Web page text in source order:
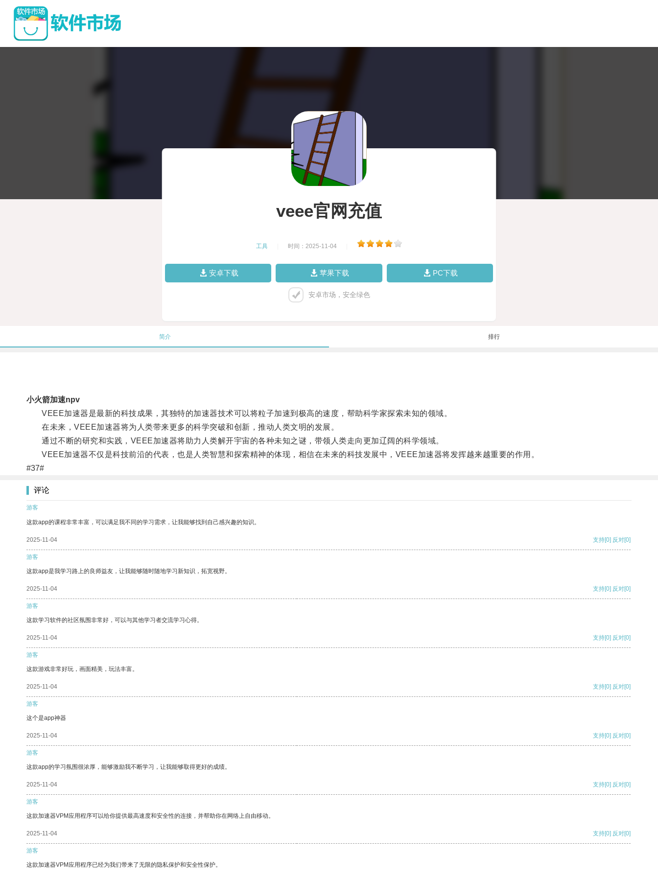
veee官网充值
工具 时间：2025-11-04
安卓下载 苹果下载 PC下载
安卓市场，安全绿色
简介 排行
小火箭加速npv
VEEE加速器是最新的科技成果，其独特的加速器技术可以将粒子加速到极高的速度，帮助科学家探索未知的领域。
在未来，VEEE加速器将为人类带来更多的科学突破和创新，推动人类文明的发展。
通过不断的研究和实践，VEEE加速器将助力人类解开宇宙的各种未知之谜，带领人类走向更加辽阔的科学领域。
VEEE加速器不仅是科技前沿的代表，也是人类智慧和探索精神的体现，相信在未来的科技发展中，VEEE加速器将发挥越来越重要的作用。
#37#
评论
游客
这款app的课程非常丰富，可以满足我不同的学习需求，让我能够找到自己感兴趣的知识。
2025-11-04 支持[0] 反对[0]
游客
这款app是我学习路上的良师益友，让我能够随时随地学习新知识，拓宽视野。
2025-11-04 支持[0] 反对[0]
游客
这款学习软件的社区氛围非常好，可以与其他学习者交流学习心得。
2025-11-04 支持[0] 反对[0]
游客
这款游戏非常好玩，画面精美，玩法丰富。
2025-11-04 支持[0] 反对[0]
游客
这个是app神器
2025-11-04 支持[0] 反对[0]
游客
这款app的学习氛围很浓厚，能够激励我不断学习，让我能够取得更好的成绩。
2025-11-04 支持[0] 反对[0]
游客
这款加速器VPM应用程序可以给你提供最高速度和安全性的连接，并帮助你在网络上自由移动。
2025-11-04 支持[0] 反对[0]
游客
这款加速器VPM应用程序已经为我们带来了无限的隐私保护和安全性保护。